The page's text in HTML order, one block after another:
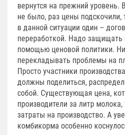
вернутся на прежний уровень.
не было, раз цены подскочили,
в данной ситуации один –
переработкой. Надо защищать
помощью ценовой политики.
перекладывать проблемы на
Просто участники
должны поделиться,
собой. Существующая цена,
производители за литр
затраты на производство. А
комбикорма особенно